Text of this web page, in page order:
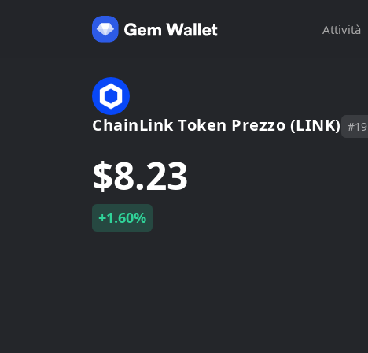
Attività
ChainLink Token Prezzo (LINK) #19
$8.23
+1.60%